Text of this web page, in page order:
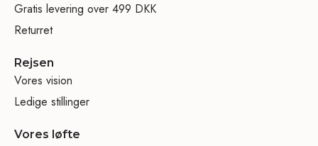
Gratis levering over 499 DKK
Returret
Rejsen
Vores vision
Ledige stillinger
Vores løfte